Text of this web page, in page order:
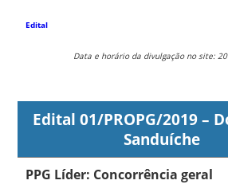
Edital
Data e horário da divulgação no site:
Edital 01/PROPG/2019 –
Sanduíche
PPG Líder: Concorrência geral